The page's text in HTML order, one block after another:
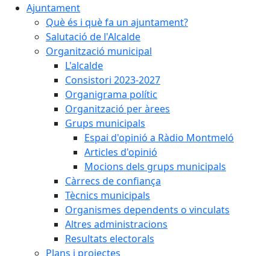
Ajuntament
Què és i què fa un ajuntament?
Salutació de l'Alcalde
Organització municipal
L'alcalde
Consistori 2023-2027
Organigrama polític
Organització per àrees
Grups municipals
Espai d'opinió a Ràdio Montmeló
Articles d'opinió
Mocions dels grups municipals
Càrrecs de confiança
Tècnics municipals
Organismes dependents o vinculats
Altres administracions
Resultats electorals
Plans i projectes